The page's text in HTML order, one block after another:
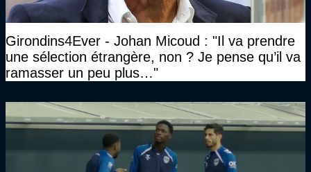
Girondins4Ever - Johan Micoud : "Il va prendre
une sélection étrangère, non ? Je pense qu’il va
ramasser un peu plus…"